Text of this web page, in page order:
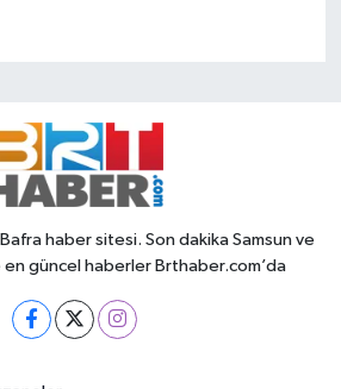
Bafra haber sitesi. Son dakika Samsun ve
güncel haberler Brthaber.com’da